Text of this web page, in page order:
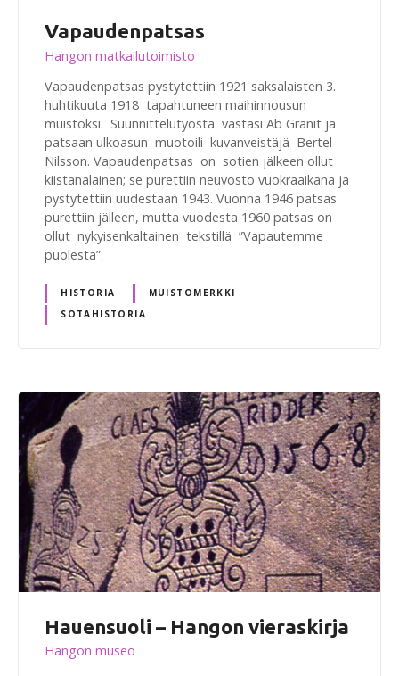
Vapaudenpatsas
Hangon matkailutoimisto
Vapaudenpatsas pystytettiin 1921 saksalaisten 3.
huhtikuuta 1918 tapahtuneen maihinnousun
muistoksi. Suunnittelutyöstä vastasi Ab Granit ja
patsaan ulkoasun muotoili kuvanveistäjä Bertel
Nilsson. Vapaudenpatsas on sotien jälkeen ollut
kiistanalainen; se purettiin neuvosto vuokraaikana ja
pystytettiin uudestaan 1943. Vuonna 1946 patsas
purettiin jälleen, mutta vuodesta 1960 patsas on
ollut nykyisenkaltainen tekstillä ”Vapautemme
puolesta”.
HISTORIA
MUISTOMERKKI
SOTAHISTORIA
Hauensuoli – Hangon vieraskirja
Hangon museo